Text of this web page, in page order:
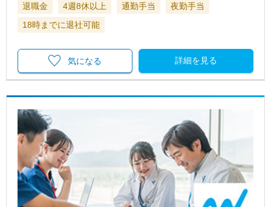
退職金 4週8休以上 通勤手当
夜勤手当
18時までに退社可能
詳細を見る
気になる